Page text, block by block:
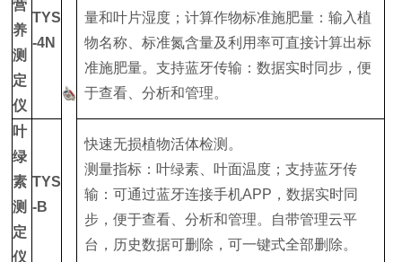
营
养
测
定
仪
TYS
-4N
量和叶片湿度；计算作物标准施肥量：输入植
物名称、标准氮含量及利用率可直接计算出标
准施肥量。支持蓝牙传输：数据实时同步，便
于查看、分析和管理。
叶
绿
素
测
定
仪
TYS
-B
快速无损植物活体检测。
测量指标：叶绿素、叶面温度；支持蓝牙传
输：可通过蓝牙连接手机APP，数据实时同
步，便于查看、分析和管理。自带管理云平
台，历史数据可删除，可一键式全部删除。